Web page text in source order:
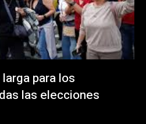
para los
las elecciones